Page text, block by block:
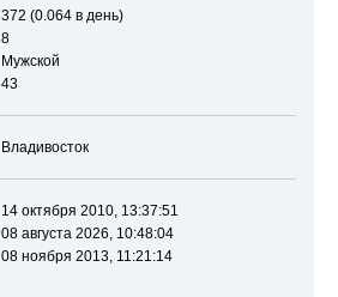
372 (0.064 в день)
8
Мужской
43
Владивосток
14 октября 2010, 13:37:51
08 августа 2026, 10:48:04
08 ноября 2013, 11:21:14